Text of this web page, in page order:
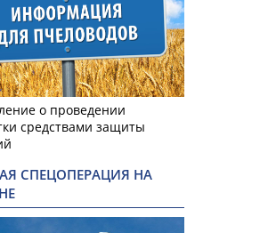
о проведении
средствами защиты
СПЕЦОПЕРАЦИЯ НА